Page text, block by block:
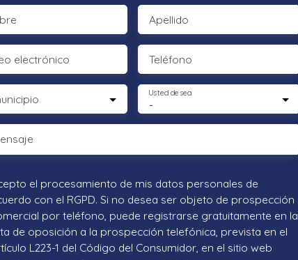
Apellido
electrónico Teléfono
-
Usted desea
el procesamiento de mis datos personales de
con el RGPD. Si no desea ser objeto de prospección
por teléfono, puede registrarse gratuitamente en la
de oposición a la prospección telefónica, prevista en el
L223-1 del Código del Consumidor, en el sitio web